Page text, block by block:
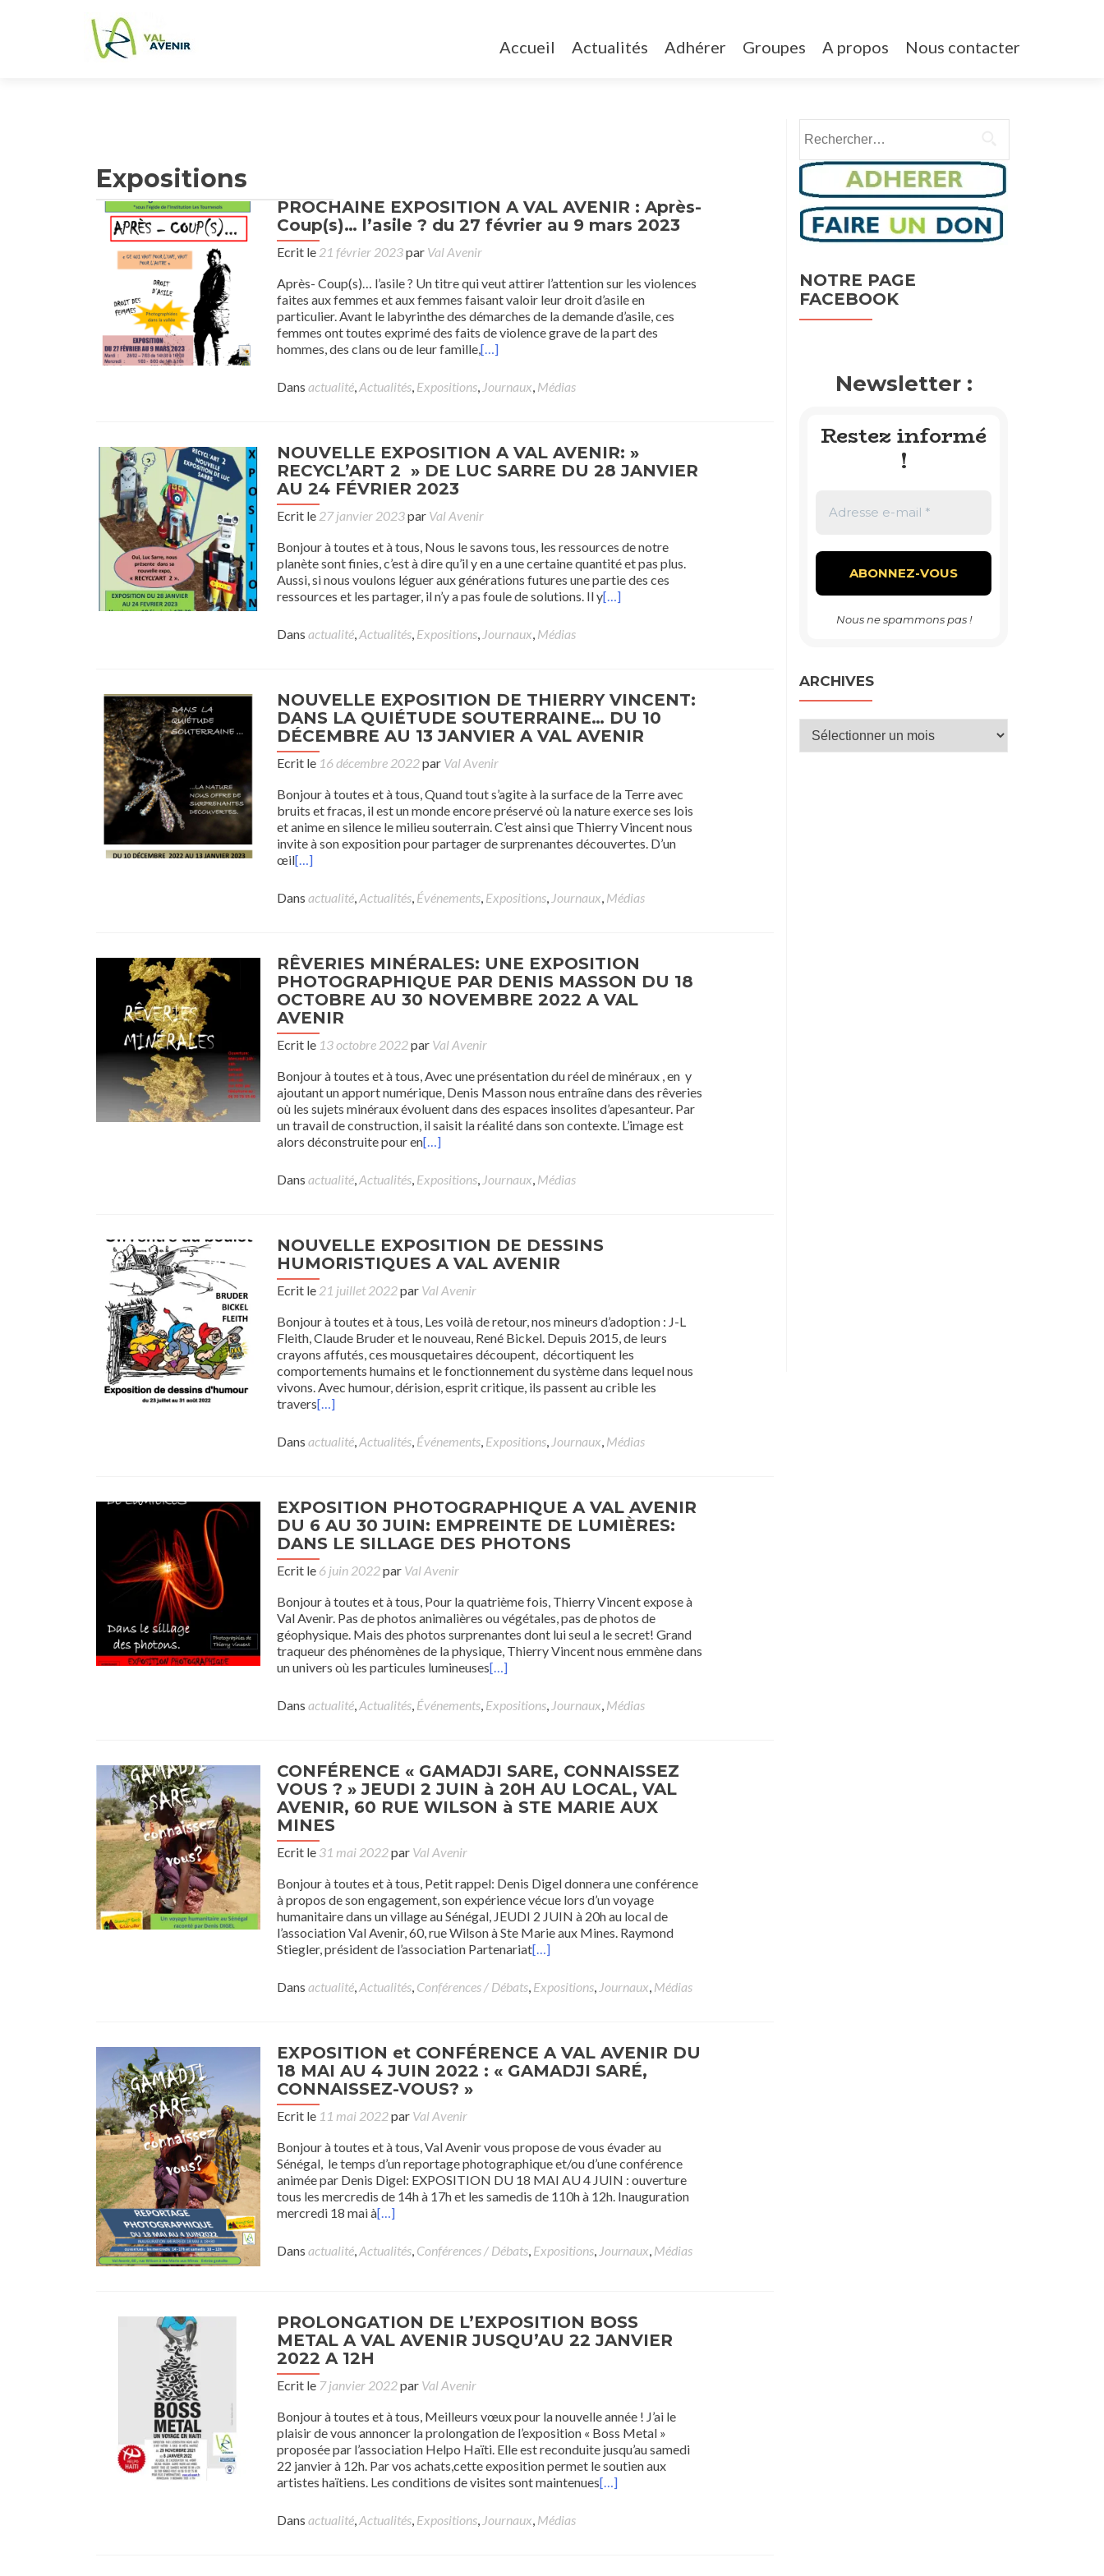
Accueil Actualités Adhérer Groupes A propos Nous contacter
Expositions
PROCHAINE EXPOSITION A VAL AVENIR : Après-
Coup(s)… l’asile ? du 27 février au 9 mars 2023
Ecrit le 21 février 2023par Val Avenir
Après- Coup(s)… l’asile ? Un titre qui veut attirer l’attention sur les violences
faites aux femmes et aux femmes faisant valoir leur droit d’asile en
particulier. Avant le labyrinthe des démarches de la demande d’asile, ces
femmes ont toutes exprimé des faits de violence grave de la part des
hommes, des clans ou de leur famille,[…]
Dans actualité,Actualités, Expositions, Journaux, Médias
NOUVELLE EXPOSITION A VAL AVENIR: »
RECYCL’ART 2 » DE LUC SARRE DU 28 JANVIER
AU 24 FÉVRIER 2023
Ecrit le 27 janvier 2023par Val Avenir
Bonjour à toutes et à tous, Nous le savons tous, les ressources de notre
planète sont finies, c’est à dire qu’il y en a une certaine quantité et pas plus.
Aussi, si nous voulons léguer aux générations futures une partie des ces
ressources et les partager, il n’y a pas foule de solutions. Il y[…]
Dans actualité,Actualités, Expositions, Journaux, Médias
NOUVELLE EXPOSITION DE THIERRY VINCENT:
DANS LA QUIÉTUDE SOUTERRAINE… DU 10
DÉCEMBRE AU 13 JANVIER A VAL AVENIR
Ecrit le 16 décembre 2022par Val Avenir
Bonjour à toutes et à tous, Quand tout s’agite à la surface de la Terre avec
bruits et fracas, il est un monde encore préservé où la nature exerce ses lois
et anime en silence le milieu souterrain. C’est ainsi que Thierry Vincent nous
invite à son exposition pour partager de surprenantes découvertes. D’un
œil[…]
Dans actualité,Actualités, Événements, Expositions, Journaux, Médias
RÊVERIES MINÉRALES: UNE EXPOSITION
PHOTOGRAPHIQUE PAR DENIS MASSON DU 18
OCTOBRE AU 30 NOVEMBRE 2022 A VAL
AVENIR
Ecrit le 13 octobre 2022par Val Avenir
Bonjour à toutes et à tous, Avec une présentation du réel de minéraux , en y
ajoutant un apport numérique, Denis Masson nous entraîne dans des rêveries
où les sujets minéraux évoluent dans des espaces insolites d’apesanteur. Par
un travail de construction, il saisit la réalité dans son contexte. L’image est
alors déconstruite pour en[…]
Dans actualité,Actualités, Expositions, Journaux, Médias
NOUVELLE EXPOSITION DE DESSINS
HUMORISTIQUES A VAL AVENIR
Ecrit le 21 juillet 2022par Val Avenir
Bonjour à toutes et à tous, Les voilà de retour, nos mineurs d’adoption : J-L
Fleith, Claude Bruder et le nouveau, René Bickel. Depuis 2015, de leurs
crayons affutés, ces mousquetaires découpent, décortiquent les
comportements humains et le fonctionnement du système dans lequel nous
vivons. Avec humour, dérision, esprit critique, ils passent au crible les
travers[…]
Dans actualité,Actualités, Événements, Expositions, Journaux, Médias
EXPOSITION PHOTOGRAPHIQUE A VAL AVENIR
DU 6 AU 30 JUIN: EMPREINTE DE LUMIÈRES:
DANS LE SILLAGE DES PHOTONS
Ecrit le 6 juin 2022par Val Avenir
Bonjour à toutes et à tous, Pour la quatrième fois, Thierry Vincent expose à
Val Avenir. Pas de photos animalières ou végétales, pas de photos de
géophysique. Mais des photos surprenantes dont lui seul a le secret! Grand
traqueur des phénomènes de la physique, Thierry Vincent nous emmène dans
un univers où les particules lumineuses[…]
Dans actualité,Actualités, Événements, Expositions, Journaux, Médias
CONFÉRENCE « GAMADJI SARE, CONNAISSEZ
VOUS ? » JEUDI 2 JUIN à 20H AU LOCAL, VAL
AVENIR, 60 RUE WILSON à STE MARIE AUX
MINES
Ecrit le 31 mai 2022par Val Avenir
Bonjour à toutes et à tous, Petit rappel: Denis Digel donnera une conférence
à propos de son engagement, son expérience vécue lors d’un voyage
humanitaire dans un village au Sénégal, JEUDI 2 JUIN à 20h au local de
l’association Val Avenir, 60, rue Wilson à Ste Marie aux Mines. Raymond
Stiegler, président de l’association Partenariat[…]
Dans actualité,Actualités, Conférences / Débats, Expositions, Journaux, Médias
EXPOSITION et CONFÉRENCE A VAL AVENIR DU
18 MAI AU 4 JUIN 2022 : « GAMADJI SARÉ,
CONNAISSEZ-VOUS? »
Ecrit le 11 mai 2022par Val Avenir
Bonjour à toutes et à tous, Val Avenir vous propose de vous évader au
Sénégal, le temps d’un reportage photographique et/ou d’une conférence
animée par Denis Digel: EXPOSITION DU 18 MAI AU 4 JUIN : ouverture
tous les mercredis de 14h à 17h et les samedis de 110h à 12h. Inauguration
mercredi 18 mai à[…]
Dans actualité,Actualités, Conférences / Débats, Expositions, Journaux, Médias
PROLONGATION DE L’EXPOSITION BOSS
METAL A VAL AVENIR JUSQU’AU 22 JANVIER
2022 A 12H
Ecrit le 7 janvier 2022par Val Avenir
Bonjour à toutes et à tous, Meilleurs vœux pour la nouvelle année ! J’ai le
plaisir de vous annoncer la prolongation de l’exposition « Boss Metal »
proposée par l’association Helpo Haïti. Elle est reconduite jusqu’au samedi
22 janvier à 12h. Par vos achats,cette exposition permet le soutien aux
artistes haïtiens. Les conditions de visites sont maintenues[…]
Dans actualité Actualités Expositions Journaux Médias
NOTRE PAGE
FACEBOOK
Newsletter :
Restez informé
!
Nous ne spammons pas !
ARCHIVES
Archives